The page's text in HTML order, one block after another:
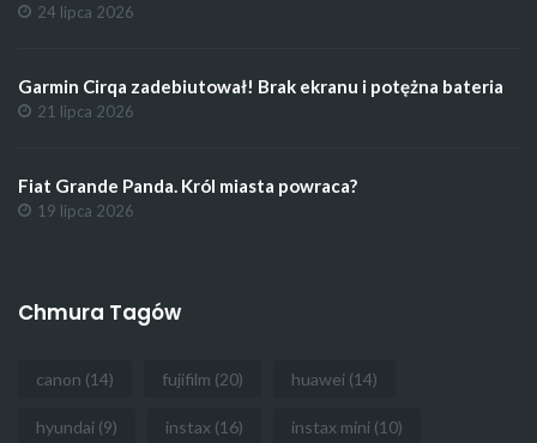
24 lipca 2026
Garmin Cirqa zadebiutował! Brak ekranu i potężna bateria
21 lipca 2026
Fiat Grande Panda. Król miasta powraca?
19 lipca 2026
Chmura Tagów
canon (14) fujifilm (20) huawei (14)
hyundai (9) instax (16) instax mini (10)